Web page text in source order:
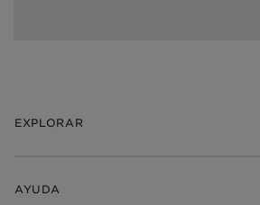
EXPLORAR
AYUDA